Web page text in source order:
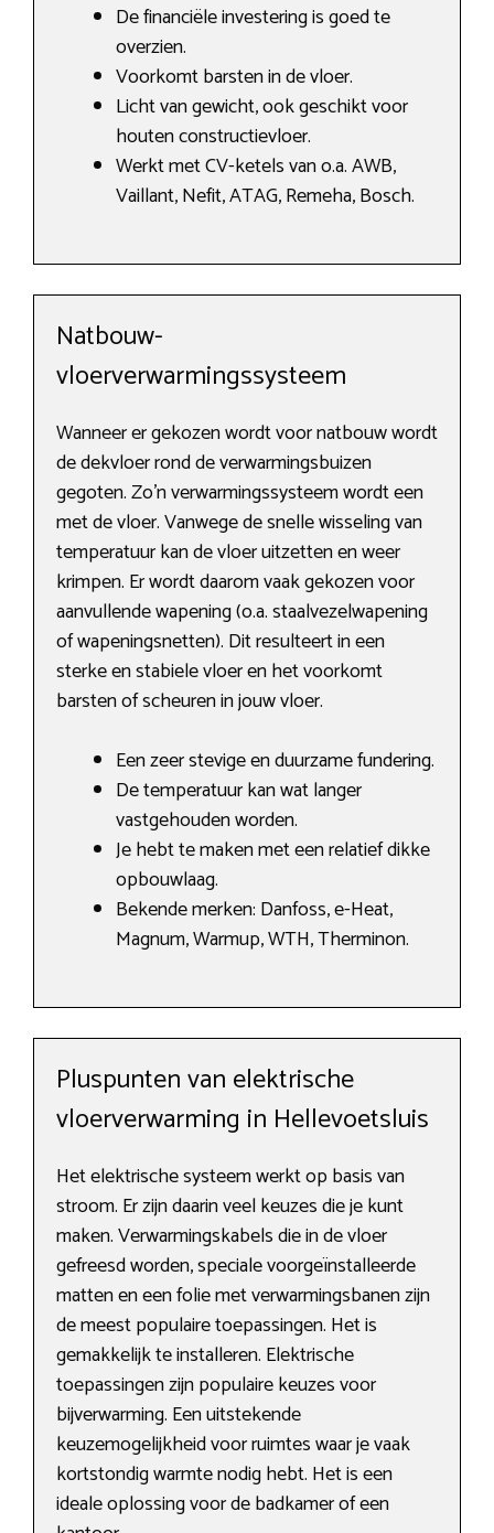
De financiële investering is goed te
overzien.
Voorkomt barsten in de vloer.
Licht van gewicht, ook geschikt voor
houten constructievloer.
Werkt met CV-ketels van o.a. AWB,
Vaillant, Nefit, ATAG, Remeha, Bosch.
Natbouw-
vloerverwarmingssysteem
Wanneer er gekozen wordt voor natbouw wordt
de dekvloer rond de verwarmingsbuizen
gegoten. Zo’n verwarmingssysteem wordt een
met de vloer. Vanwege de snelle wisseling van
temperatuur kan de vloer uitzetten en weer
krimpen. Er wordt daarom vaak gekozen voor
aanvullende wapening (o.a. staalvezelwapening
of wapeningsnetten). Dit resulteert in een
sterke en stabiele vloer en het voorkomt
barsten of scheuren in jouw vloer.
Een zeer stevige en duurzame fundering.
De temperatuur kan wat langer
vastgehouden worden.
Je hebt te maken met een relatief dikke
opbouwlaag.
Bekende merken: Danfoss, e-Heat,
Magnum, Warmup, WTH, Therminon.
Pluspunten van elektrische
vloerverwarming in Hellevoetsluis
Het elektrische systeem werkt op basis van
stroom. Er zijn daarin veel keuzes die je kunt
maken. Verwarmingskabels die in de vloer
gefreesd worden, speciale voorgeïnstalleerde
matten en een folie met verwarmingsbanen zijn
de meest populaire toepassingen. Het is
gemakkelijk te installeren. Elektrische
toepassingen zijn populaire keuzes voor
bijverwarming. Een uitstekende
keuzemogelijkheid voor ruimtes waar je vaak
kortstondig warmte nodig hebt. Het is een
ideale oplossing voor de badkamer of een